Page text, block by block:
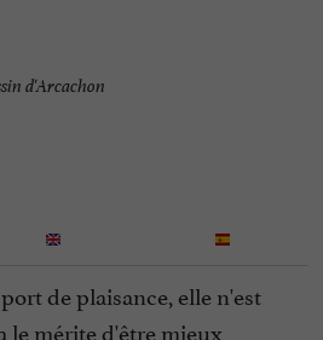
d'Arcachon
de plaisance, elle n'est
le mérite d'être mieux